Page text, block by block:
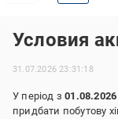
Условия
31.07.2026 23:31:18
У період з01.08.2026
придбати побутову